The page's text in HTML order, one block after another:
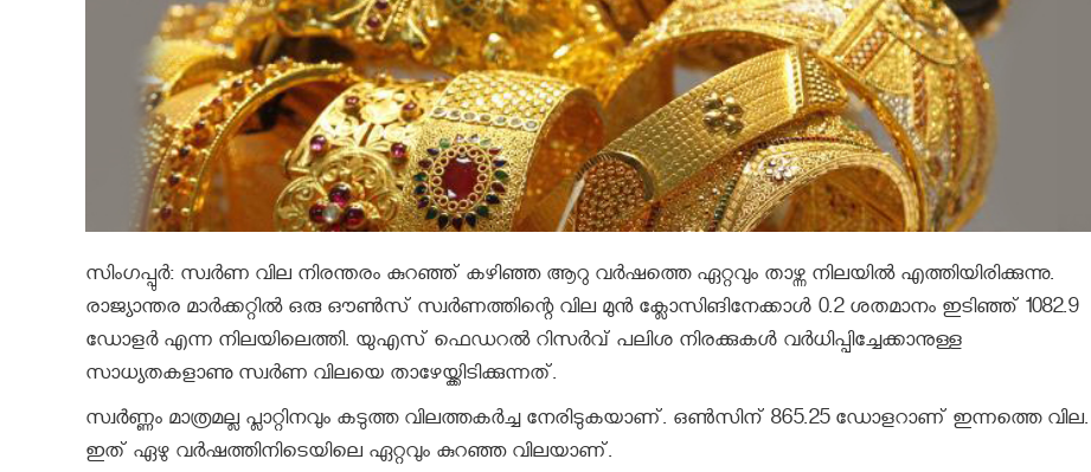
സിംഗപ്പുര്‍: സ്വര്‍ണ വില നിരന്തരം കുറഞ്ഞ് കഴിഞ്ഞ ആറു വര്‍ഷത്തെ ഏറ്റവും താഴ്ന്ന നിലയില്‍ എത്തിയിരിക്കുന്നു.
രാജ്യാന്തര മാര്‍ക്കറ്റില്‍ ഒരു ഔണ്‍സ് സ്വര്‍ണത്തിന്റെ വില മുന്‍ ക്ലോസിങിനേക്കാള്‍ 0.2 ശതമാനം ഇടിഞ്ഞ് 1082.9
ഡോളര്‍ എന്ന നിലയിലെത്തി. യുഎസ് ഫെഡറല്‍ റിസര്‍വ് പലിശ നിരക്കുകള്‍ വര്‍ധിപ്പിച്ചേക്കാനുള്ള
സാധ്യതകളാണു സ്വര്‍ണ വിലയെ താഴേയ്ക്കിടിക്കുന്നത്.
സ്വർണ്ണം മാത്രമല്ല പ്ലാറ്റിനവും കടുത്ത വിലത്തകര്‍ച്ച നേരിടുകയാണ്. ഒണ്‍സിന് 865.25 ഡോളറാണ് ഇന്നത്തെ വില.
ഇത് ഏഴു വര്‍ഷത്തിനിടെയിലെ ഏറ്റവും കുറഞ്ഞ വിലയാണ്.